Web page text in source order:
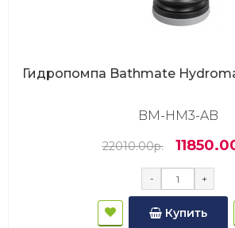
Гидропомпа Bathmate
BM-HM3-AB
22010.00р.
- +
Купить